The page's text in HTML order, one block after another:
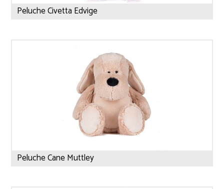
Peluche Civetta Edvige
Peluche Cane Muttley